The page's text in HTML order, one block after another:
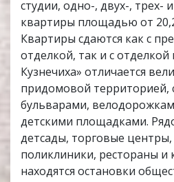
студии, одно-, двух-, трех-
квартиры площадью от
Квартиры сдаются как с
отделкой, так и с
Кузнечиха» отличается
придомовой
бульварами,
детскими площадками.
детсады, торговые
поликлиники, рестораны и
находятся остановки